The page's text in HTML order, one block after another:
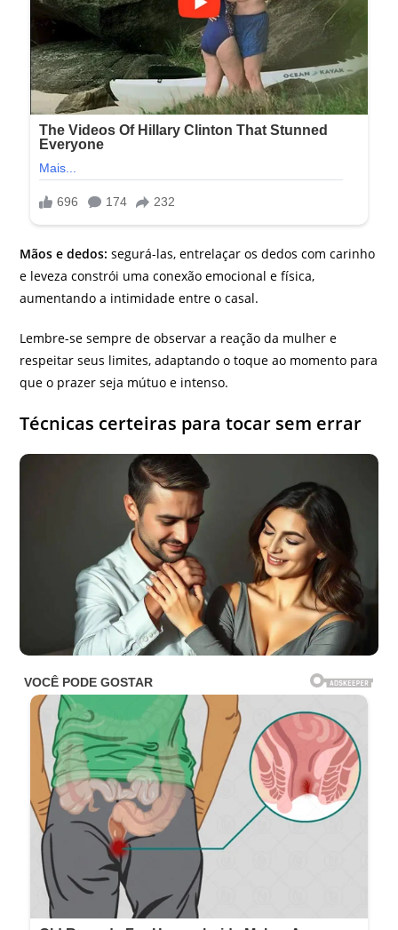
Mãos e dedos: segurá-las, entrelaçar os dedos com carinho
e leveza constrói uma conexão emocional e física,
aumentando a intimidade entre o casal.
Lembre-se sempre de observar a reação da mulher e
respeitar seus limites, adaptando o toque ao momento para
que o prazer seja mútuo e intenso.
Técnicas certeiras para tocar sem errar